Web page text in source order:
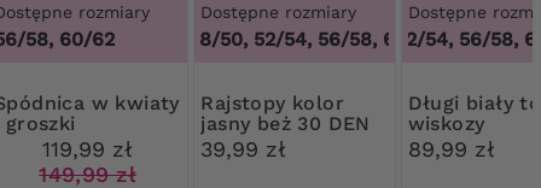
rozmiary
58, 60/62
groszki
119,99 zł
149,99 zł
Dostępne rozmiary
44/46, 48/50, 52/54, 56/58, 60/62,44/46,
Rajstopy kolor
jasny beż 30 DEN
Ribessa
39,99 zł
Dostępne
48/50, 52/54, 56/58,
Długi biały top z
wiskozy
89,99 zł